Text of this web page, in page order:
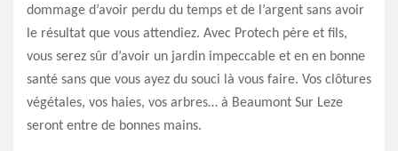
dommage d’avoir perdu du temps et de l’argent sans avoir
le résultat que vous attendiez. Avec Protech père et fils,
vous serez sûr d’avoir un jardin impeccable et en en bonne
santé sans que vous ayez du souci là vous faire. Vos clôtures
végétales, vos haies, vos arbres… à Beaumont Sur Leze
seront entre de bonnes mains.